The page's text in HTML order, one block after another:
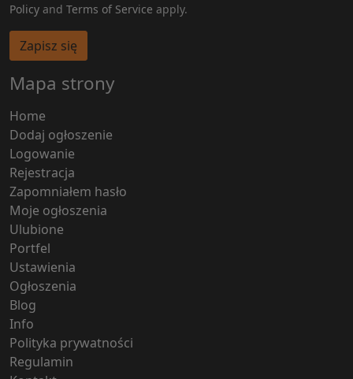
Policy and Terms of Service apply.
Zapisz się
Mapa strony
Home
Dodaj ogłoszenie
Logowanie
Rejestracja
Zapomniałem hasło
Moje ogłoszenia
Ulubione
Portfel
Ustawienia
Ogłoszenia
Blog
Info
Polityka prywatności
Regulamin